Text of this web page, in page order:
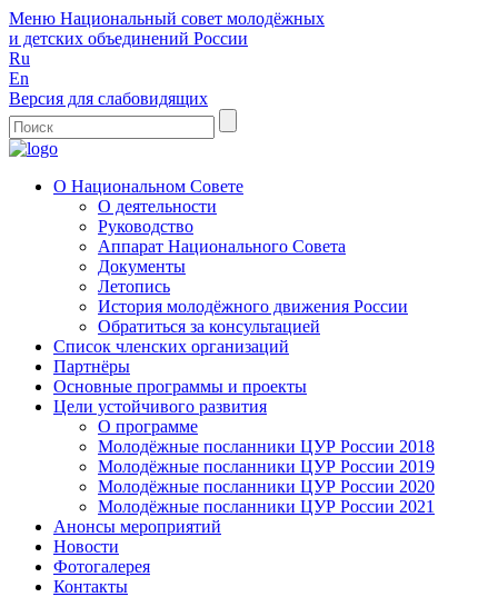
Меню Национальный совет молодёжных
и детских объединений России
Ru
En
Версия для слабовидящих
О Национальном Совете
О деятельности
Руководство
Аппарат Национального Совета
Документы
Летопись
История молодёжного движения России
Обратиться за консультацией
Список членских организаций
Партнёры
Основные программы и проекты
Цели устойчивого развития
О программе
Молодёжные посланники ЦУР России 2018
Молодёжные посланники ЦУР России 2019
Молодёжные посланники ЦУР России 2020
Молодёжные посланники ЦУР России 2021
Анонсы мероприятий
Новости
Фотогалерея
Контакты